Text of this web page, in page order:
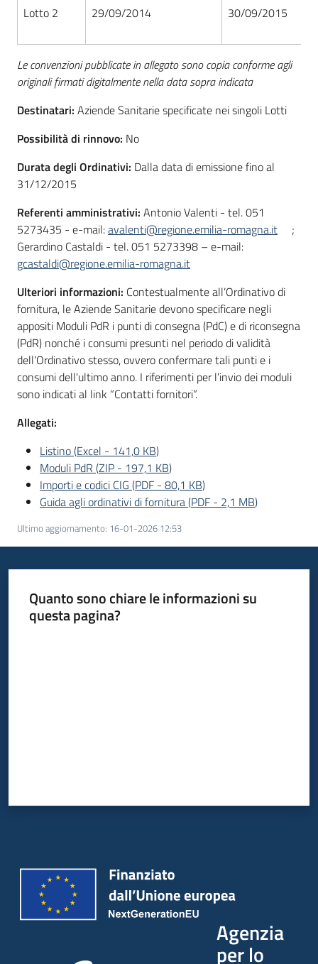
Seguici
Lotto 2 29/09/2014 30/09/2015
Le convenzioni pubblicate in allegato sono copia conforme agli
originali firmati digitalmente nella data sopra indicata
Destinatari: Aziende Sanitarie specificate nei singoli Lotti
Possibilità di rinnovo: No
Durata degli Ordinativi: Dalla data di emissione fino al
31/12/2015
Referenti amministrativi: Antonio Valenti - tel. 051
5273435 - e-mail:avalenti@regione.emilia-romagna.it
;
Gerardino Castaldi - tel. 051 5273398 – e-mail:
gcastaldi@regione.emilia-romagna.it
Ulteriori informazioni: Contestualmente all’Ordinativo di
fornitura, le Aziende Sanitarie devono specificare negli
appositi Moduli PdR i punti di consegna (PdC) e di riconsegna
(PdR) nonché i consumi presunti nel periodo di validità
dell’Ordinativo stesso, ovvero confermare tali punti e i
consumi dell'ultimo anno. I riferimenti per l’invio dei moduli
sono indicati al link “Contatti fornitori”.
Allegati:
Listino(Excel - 141,0 KB)
Moduli PdR (ZIP - 197,1 KB)
Importi e codici CIG (PDF - 80,1 KB)
Guida agli ordinativi di fornitura(PDF - 2,1 MB)
Ultimo aggiornamento: 16-01-2026 12:53
Quanto sono chiare le informazioni su
questa pagina?
Agenzia
per lo